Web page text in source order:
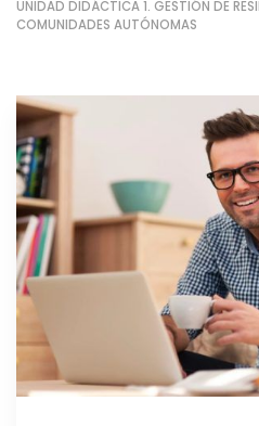
UNIDAD DIDÁCTICA 1. GESTIÓN DE
COMUNIDADES AUTÓNOMAS